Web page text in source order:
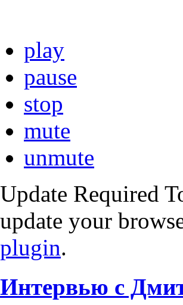
play
pause
stop
mute
unmute
Update Required
update your
plugin.
Интервью с